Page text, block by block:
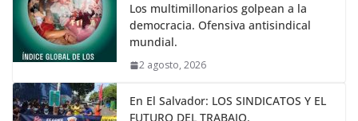
Los multimillonarios golpean a la
democracia. Ofensiva antisindical
mundial.
2 agosto, 2026
En El Salvador: LOS SINDICATOS Y EL
FUTURO DEL TRABAJO.